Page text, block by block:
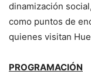
dinamización
como puntos de
quienes visitan
PROGRAMACIÓN